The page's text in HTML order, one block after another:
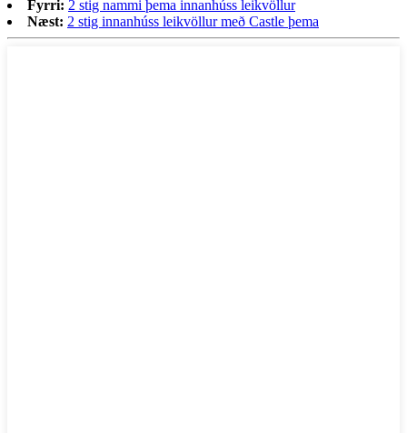
Fyrri: 2 stig nammi þema innanhúss leikvöllur
Næst: 2 stig innanhúss leikvöllur með Castle þema